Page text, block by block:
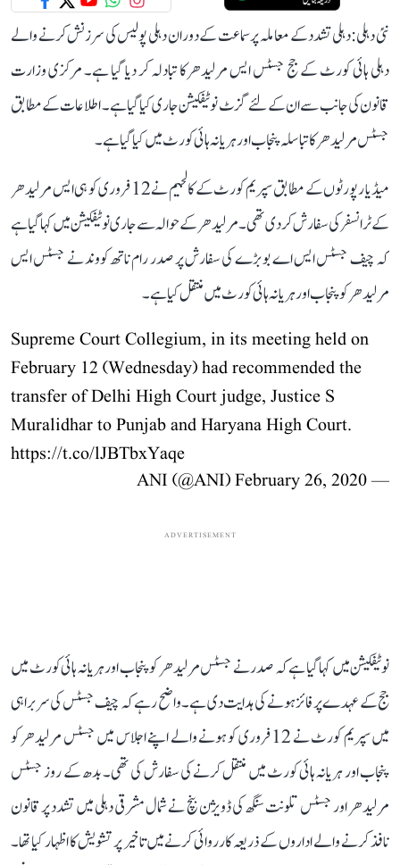
نئی دہلی: دہلی تشدد کے معاملہ پر سماعت کے دوران دہلی پولیس کی سرزنش کرنے والے
دہلی ہائی کورٹ کے جج جسٹس ایس مرلیدھرکا تبادلہ کر دیا گیا ہے۔ مرکزی وزارت
قانون کی جانب سے ان کے لئے گزٹ نوٹیفکیشن جاری کیا گیا ہے۔ اطلاعات کے مطابق
جسٹس مرلیدھر کا تباسلہ پنجاب اور ہریانہ ہائی کورٹ میں کیا گیا ہے۔
میڈیا رپورٹوں کے مطابق سپریم کورٹ کے کالجیم نے 12 فروری کو ہی ایس مرلیدھر
کے ٹرانسفر کی سفارش کر دی تھی۔ مرلیدھر کے حوالہ سے جاری نوٹیفکیشن میں کہا گیا ہے
کہ چیف جسٹس ایس اے بوبڑے کی سفارش پر صدر رام ناتھ کووند نے جسٹس ایس
مرلیدھر کو پنجاب اور ہریانہ ہائی کورٹ میں منتقل کیا ہے۔
Supreme Court Collegium, in its meeting held on
February 12 (Wednesday) had recommended the
transfer of Delhi High Court judge, Justice S
Muralidhar to Punjab and Haryana High Court.
https://t.co/lJBTbxYaqe
— ANI (@ANI)
February 26, 2020
ADVERTISEMENT
نوٹیفکیشن میں کہا گیا ہے کہ صدر نے جسٹس مرلیدھر کو پنجاب اور ہریانہ ہائی کورٹ میں
جج کے عہدے پر فائز ہونے کی ہدایت دی ہے۔ واضح رہے کہ چیف جسٹس کی سربراہی
میں سپریم کورٹ نے 12 فروری کو ہونے والے اپنے اجلاس میں جسٹس مرلیدھر کو
پنجاب اور ہریانہ ہائی کورٹ میں منتقل کرنے کی سفارش کی تھی۔ بدھ کے روز جسٹس
مرلیدھر اور جسٹس تلونت سنگھ کی ڈویژن بنچ نے شمال مشرقی دہلی میں تشدد پر قانون
نافذ کرنے والے اداروں کے ذریعہ کارروائی کرنے میں تاخیر پر تشویش کا اظہار کیا تھا۔